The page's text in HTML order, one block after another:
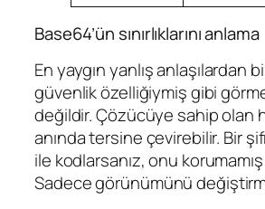
Base64’ün sınırlıklarını anlama
En yaygın yanlış anlaşılardan
güvenlik özelliğiymiş gibi
değildir. Çözücüye sahip olan
anında tersine çevirebilir. Bir
ile kodlarsanız, onu
Sadece görünümünü